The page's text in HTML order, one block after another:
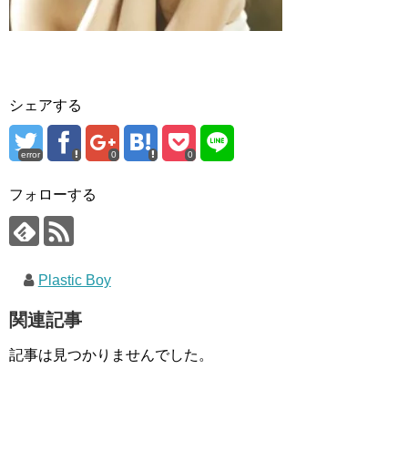
シェアする
error 0 0
フォローする
Plastic Boy
関連記事
記事は見つかりませんでした。